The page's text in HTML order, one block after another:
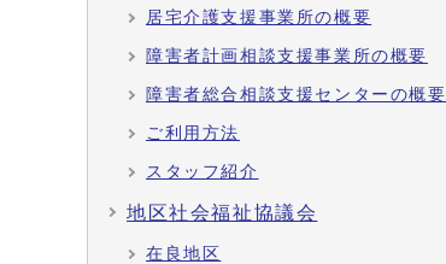
居宅介護支援事業所の概要
障害者計画相談支援事業所の概要
障害者総合相談支援センターの概要
ご利用方法
スタッフ紹介
地区社会福祉協議会
在良地区